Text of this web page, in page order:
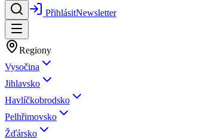
PřihlásitNewsletter
Regiony
Vysočina
Jihlavsko
Havlíčkobrodsko
Pelhřimovsko
Žďársko